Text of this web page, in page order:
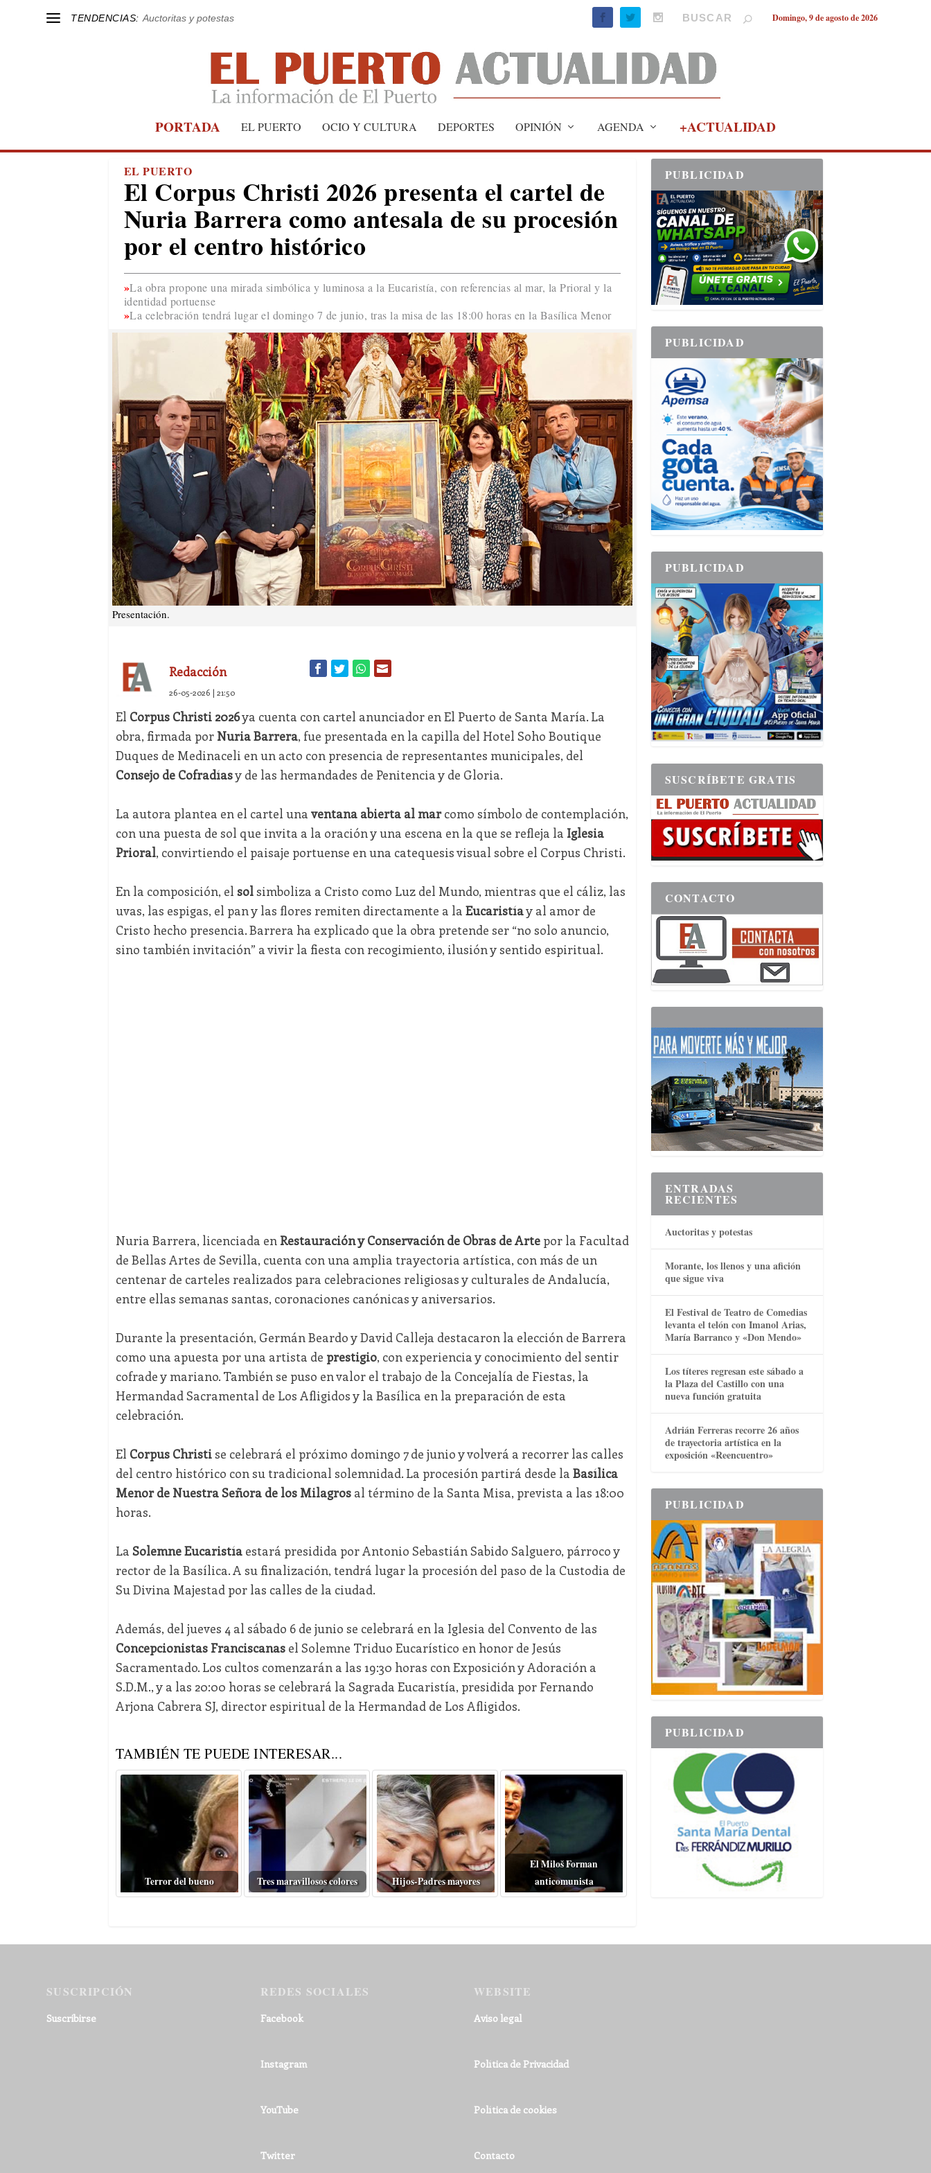
TENDENCIAS: Auctoritas y potestas Domingo, 9 de agosto de 2026
PORTADA EL PUERTO OCIO Y CULTURA DEPORTES OPINIÓN AGENDA +ACTUALIDAD
EL PUERTO
El Corpus Christi 2026 presenta el cartel de
Nuria Barrera como antesala de su procesión
por el centro histórico
La obra propone una mirada simbólica y luminosa a la Eucaristía, con referencias al mar, la Prioral y la
identidad portuense
La celebración tendrá lugar el domingo 7 de junio, tras la misa de las 18:00 horas en la Basílica Menor
Presentación.
Redacción
26-05-2026 | 21:50
El Corpus Christi 2026ya cuenta con cartel anunciador en El Puerto de Santa María. La
obra, firmada por Nuria Barrera, fue presentada en la capilla del Hotel Soho Boutique
Duques de Medinaceli en un acto con presencia de representantes municipales, del
Consejo de Cofradíasy de las hermandades de Penitencia y de Gloria.
La autora plantea en el cartel una ventana abierta al marcomo símbolo de contemplación,
con una puesta de sol que invita a la oración y una escena en la que se refleja la Iglesia
Prioral, convirtiendo el paisaje portuense en una catequesis visual sobre el Corpus Christi.
En la composición, el solsimboliza a Cristo como Luz del Mundo, mientras que el cáliz, las
uvas, las espigas, el pan y las flores remiten directamente a la Eucaristíay al amor de
Cristo hecho presencia. Barrera ha explicado que la obra pretende ser “no solo anuncio,
sino también invitación” a vivir la fiesta con recogimiento, ilusión y sentido espiritual.
Nuria Barrera, licenciada en Restauración y Conservación de Obras de Artepor la Facultad
de Bellas Artes de Sevilla, cuenta con una amplia trayectoria artística, con más de un
centenar de carteles realizados para celebraciones religiosas y culturales de Andalucía,
entre ellas semanas santas, coronaciones canónicas y aniversarios.
Durante la presentación, Germán Beardo y David Calleja destacaron la elección de Barrera
como una apuesta por una artista de prestigio, con experiencia y conocimiento del sentir
cofrade y mariano. También se puso en valor el trabajo de la Concejalía de Fiestas, la
Hermandad Sacramental de Los Afligidos y la Basílica en la preparación de esta
celebración.
El Corpus Christise celebrará el próximo domingo 7 de junio y volverá a recorrer las calles
del centro histórico con su tradicional solemnidad. La procesión partirá desde la Basílica
Menor de Nuestra Señora de los Milagrosal término de la Santa Misa, prevista a las 18:00
horas.
La Solemne Eucaristíaestará presidida por Antonio Sebastián Sabido Salguero, párroco y
rector de la Basílica. A su finalización, tendrá lugar la procesión del paso de la Custodia de
Su Divina Majestad por las calles de la ciudad.
Además, del jueves 4 al sábado 6 de junio se celebrará en la Iglesia del Convento de las
Concepcionistas Franciscanasel Solemne Triduo Eucarístico en honor de Jesús
Sacramentado. Los cultos comenzarán a las 19:30 horas con Exposición y Adoración a
S.D.M., y a las 20:00 horas se celebrará la Sagrada Eucaristía, presidida por Fernando
Arjona Cabrera SJ, director espiritual de la Hermandad de Los Afligidos.
TAMBIÉN TE PUEDE INTERESAR...
Terror del bueno Tres maravillosos colores Hijos-Padres mayores
El Miloš Forman
anticomunista
PUBLICIDAD
PUBLICIDAD
PUBLICIDAD
SUSCRÍBETE GRATIS
CONTACTO
ENTRADAS
RECIENTES
Auctoritas y potestas
Morante, los llenos y una afición
que sigue viva
El Festival de Teatro de Comedias
levanta el telón con Imanol Arias,
María Barranco y «Don Mendo»
Los títeres regresan este sábado a
la Plaza del Castillo con una
nueva función gratuita
Adrián Ferreras recorre 26 años
de trayectoria artística en la
exposición «Reencuentro»
PUBLICIDAD
PUBLICIDAD
SUSCRIPCIÓN
Suscribirse
REDES SOCIALES
Facebook
Instagram
YouTube
Twitter
WEBSITE
Aviso legal
Política de Privacidad
Política de cookies
Contacto